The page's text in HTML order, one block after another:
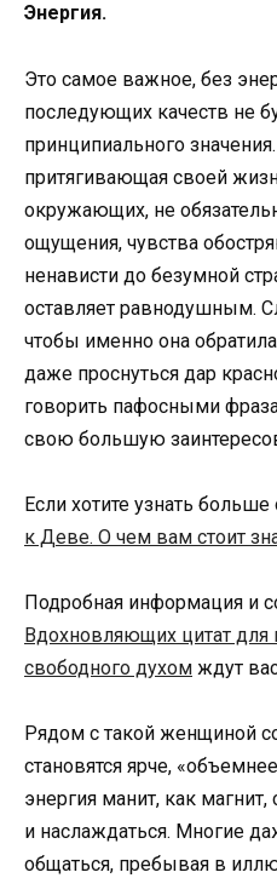
Энергия.
Это самое важное, без
последующих качеств не
принципиального
притягивающая своей
окружающих, не
ощущения, чувства
ненависти до безумной
оставляет равнодушным.
чтобы именно она
даже проснуться дар
говорить пафосными
свою большую
Если хотите узнать больше
к Деве. О чем вам стоит
Подробная информация и
Вдохновляющих цитат для
свободного духом ждут
Рядом с такой женщиной
становятся ярче,
энергия манит, как магнит,
и наслаждаться. Многие
общаться, пребывая в